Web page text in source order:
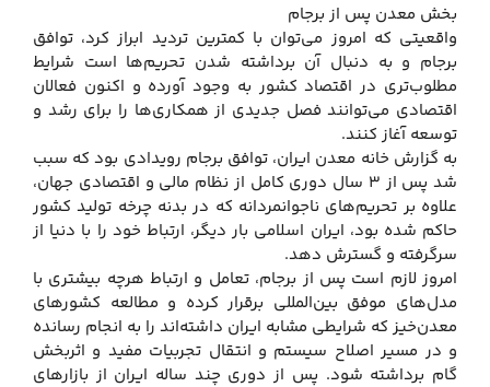
بخش معدن پس از برجام
واقعیتی که امروز می‌توان با کمترین تردید ابراز کرد، توافق
برجام و به دنبال آن برداشته شدن تحریم‌ها است شرایط
مطلوب‌تری در اقتصاد کشور به وجود آورده و اکنون فعالان
اقتصادی می‌توانند فصل جدیدی از همکاری‌ها را برای رشد و
توسعه آغاز کنند.
به گزارش خانه معدن ایران، توافق برجام رویدادی بود که سبب
شد پس از ۳ سال دوری کامل از نظام مالی و اقتصادی جهان،
علاوه بر تحریم‌های ناجوانمردانه که در بدنه چرخه تولید کشور
حاکم شده بود، ایران اسلامی بار دیگر، ارتباط خود را با دنیا از
سرگرفته و گسترش دهد.
امروز لازم است پس از برجام، تعامل و ارتباط هرچه بیشتری با
مدل‌های موفق بین‌المللی برقرار کرده و مطالعه کشورهای
معدن‌خیز که شرایطی مشابه ایران داشته‌اند را به انجام رسانده
و در مسیر اصلاح سیستم و انتقال تجربیات مفید و اثربخش
گام برداشته شود. پس از دوری چند ساله ایران از بازارهای